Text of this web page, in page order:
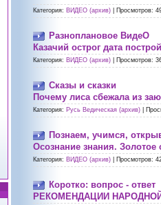
Категория: ВИДЕО (архив) Просмотров:
Разноплановое ВидеО
Казачий острог дата
Категория: ВИДЕО (архив) Просмотров:
Сказы и сказки
Почему лиса сбежала из
Категория: Русь Ведическая (архив)
Познаем, учимся,
Осознание знания. Золотое
Категория: ВИДЕО (архив) Просмотров:
Коротко: вопрос - ответ
РЕКОМЕНДАЦИИ